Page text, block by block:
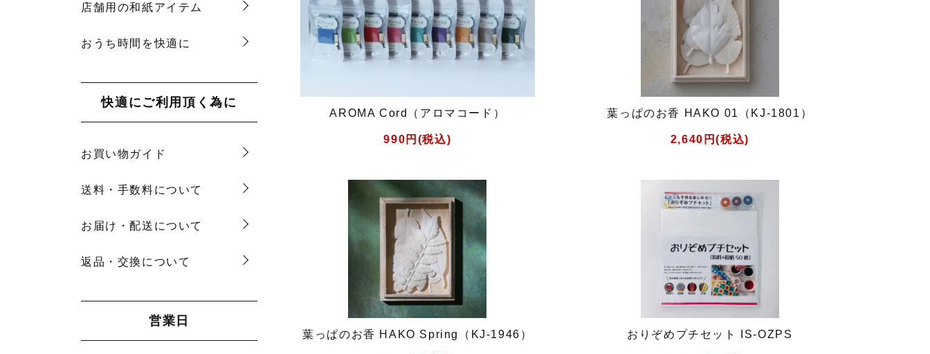
店舗用の和紙アイテム
おうち時間を快適に
快適にご利用頂く為に
お買い物ガイド
送料・手数料について
お届け・配送について
返品・交換について
営業日
AROMA Cord（アロマコード）
990円(税込)
葉っぱのお香 HAKO 01（KJ-1801）
2,640円(税込)
葉っぱのお香 HAKO Spring（KJ-1946） おりぞめプチセット IS-OZPS